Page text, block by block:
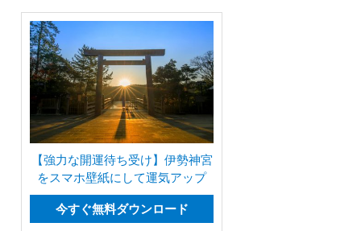
【強力な開運待ち受け】伊勢神宮
をスマホ壁紙にして運気アップ
今すぐ無料ダウンロード